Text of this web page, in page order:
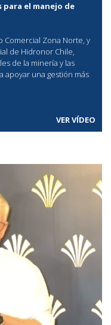
el manejo de
Comercial Zona Norte, y
de Hidronor Chile,
de la minería y las
una gestión más
VER VÍDEO